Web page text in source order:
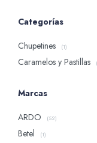
Categorías
Chupetines
(1)
Caramelos y Pastillas
Marcas
ARDO
(52)
Betel (1)